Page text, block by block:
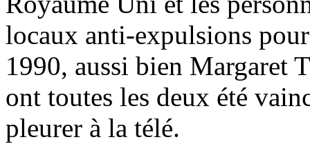
locaux anti-expulsions
1990, aussi bien Margaret
ont toutes les deux été
pleurer à la télé.